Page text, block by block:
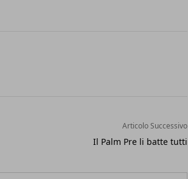
Articolo Successivo
Il Palm Pre li batte tutti